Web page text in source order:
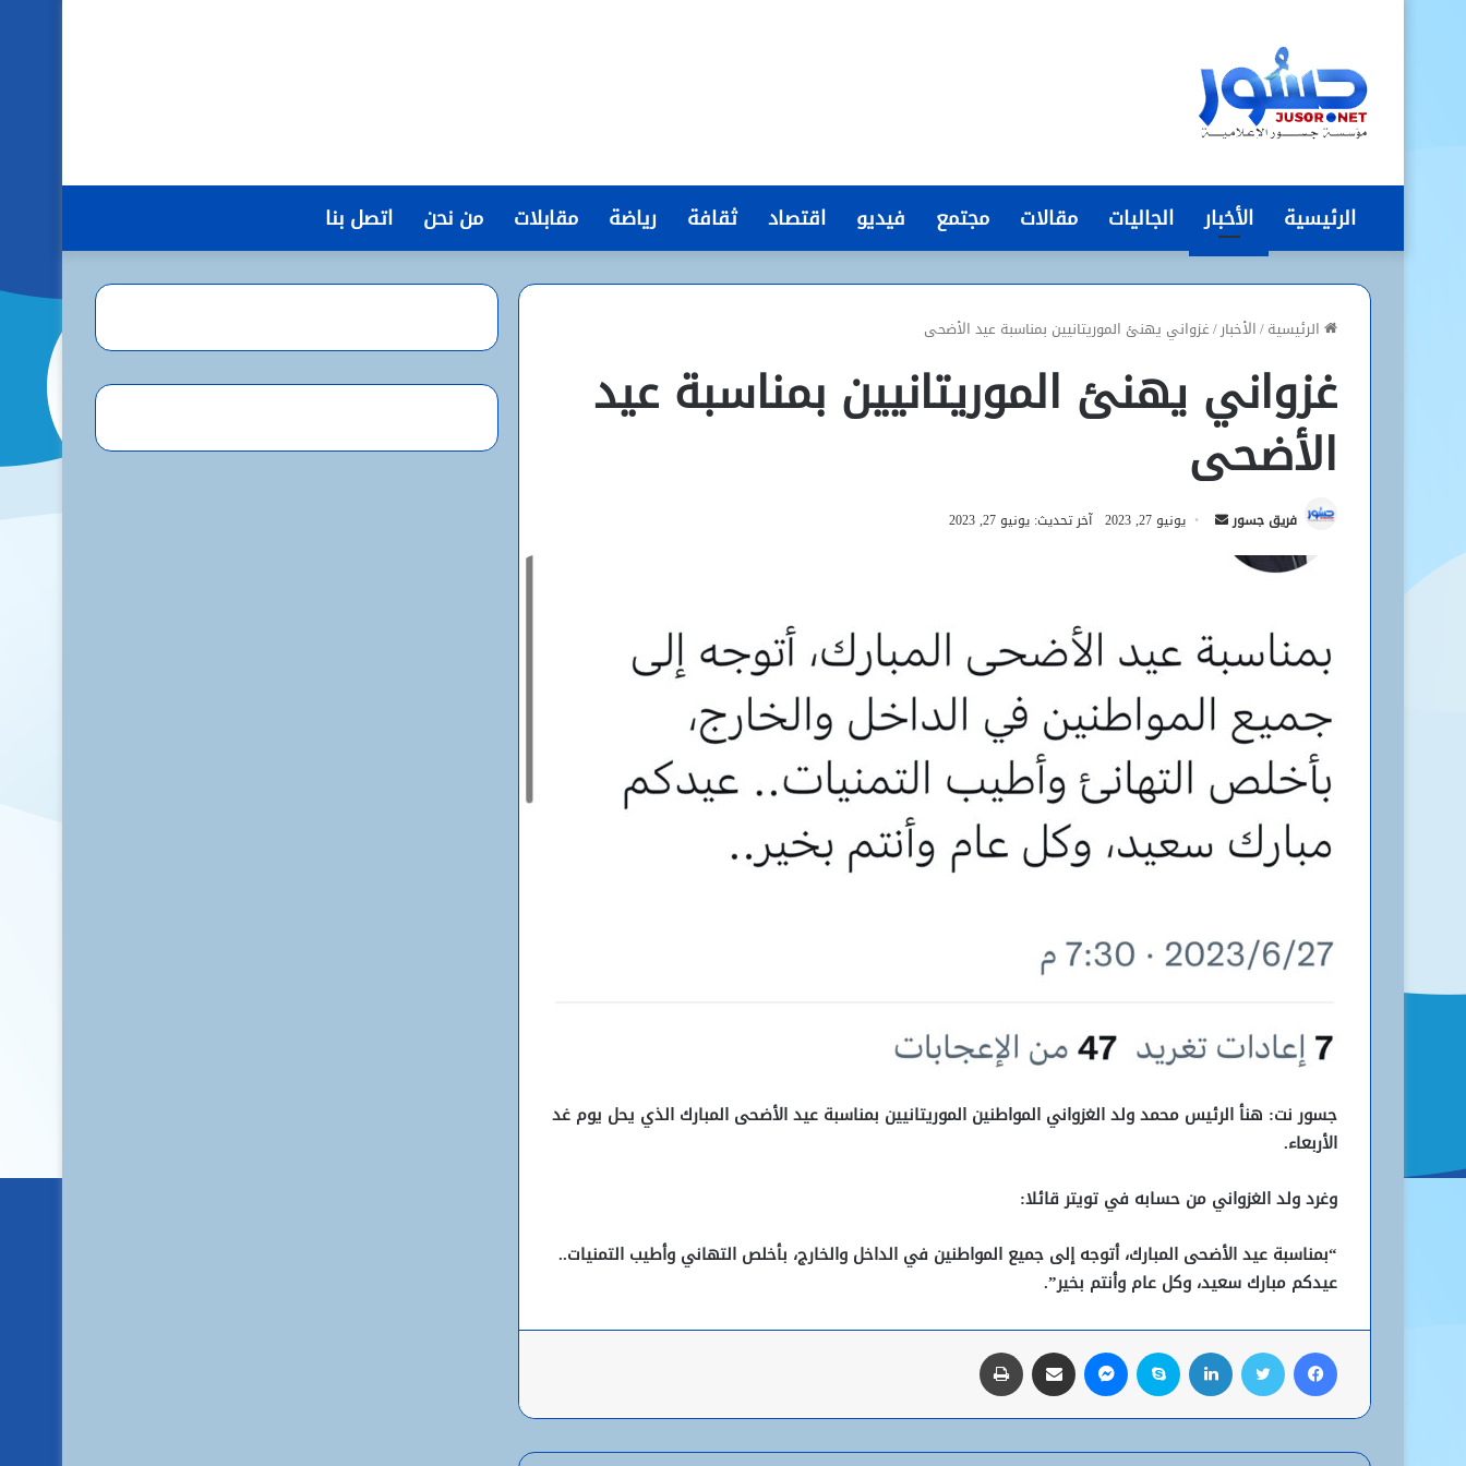
الرئيسية الأخبار الجاليات مقالات مجتمع فيديو اقتصاد ثقافة رياضة مقابلات من نحن اتصل بنا
الرئيسية/الأخبار/غزواني يهنئ الموريتانيين بمناسبة عيد الأضحى
غزواني يهنئ الموريتانيين بمناسبة عيد
الأضحى
فريق جسور
أرسل يونيو 27, 2023 آخر تحديث: يونيو 27, 2023
جسور نت: هنأ الرئيس محمد ولد الغزواني المواطنين الموريتانيين بمناسبة عيد الأضحى المبارك الذي يحل يوم غد
الأربعاء.
وغرد ولد الغزواني من حسابه في تويتر قائلا:
“بمناسبة عيد الأضحى المبارك، أتوجه إلى جميع المواطنين في الداخل والخارج، بأخلص التهاني وأطيب التمنيات..
عيدكم مبارك سعيد، وكل عام وأنتم بخير”.
فيسبوك تويتر لينكدإن سكايب ماسنجر مشاركة عبر البريد
الحوض الشرقي وكوركول (الجمعة)